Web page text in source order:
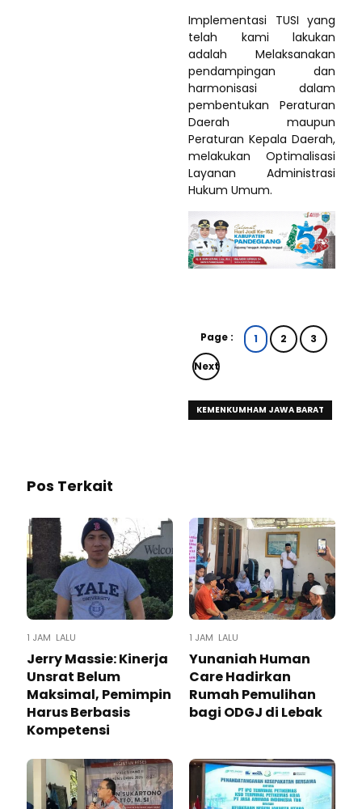
Implementasi TUSI yang
telah kami lakukan
adalah Melaksanakan
pendampingan dan
harmonisasi dalam
pembentukan Peraturan
Daerah maupun
Peraturan Kepala Daerah,
melakukan Optimalisasi
Layanan Administrasi
Hukum Umum.
Page : 1 2
3
Next
KEMENKUMHAM JAWA BARAT
Pos Terkait
1 JAM LALU
Jerry Massie: Kinerja
Unsrat Belum
Maksimal, Pemimpin
Harus Berbasis
Kompetensi
1 JAM LALU
Yunaniah Human
Care Hadirkan
Rumah Pemulihan
bagi ODGJ di Lebak